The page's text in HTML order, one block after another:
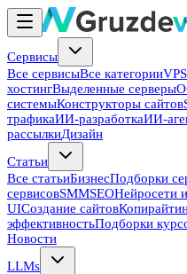
Сервисы
Все сервисыВсе категории
хостингВыделенные серверы
системыКонструкторы сайтов
трафикаИИ-разработкаИИ-
рассылкиДизайн
Статьи
Все статьиБизнесПодборки
сервисовSMMSEOНейросети
UIСоздание сайтов
эффективностьПодборки
Новости
LLMs